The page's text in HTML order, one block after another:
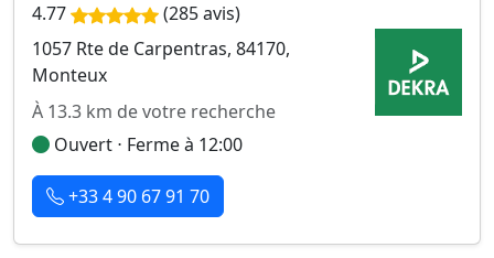
4.77
(285 avis)
1057 Rte de Carpentras, 84170,
Monteux
À 13.3 km de votre recherche
Ouvert ⋅ Ferme à 12:00
+33 4 90 67 91 70